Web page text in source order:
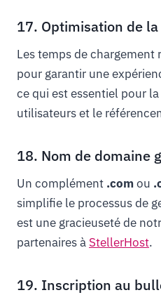
17. Optimisation de
Les temps de
pour garantir une
ce qui est essentiel pour
utilisateurs et le
18. Nom de domaine
Un complément .comou
simplifie le processus de
est une gracieuseté de
partenaires à StellerHost.
19. Inscription au